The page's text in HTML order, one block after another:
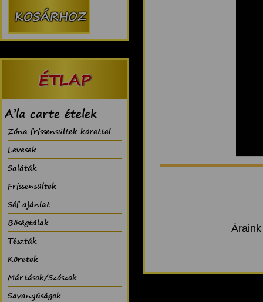
ÉTLAP
A’la carte ételek
Zóna frissensültek körettel
Levesek
Saláták
Frissensültek
Séf ajánlat
Bõségtálak
Tészták
Köretek
Mártások/Szószok
Savanyúságok